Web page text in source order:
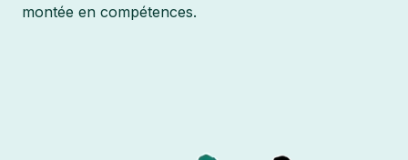
montée en compétences.